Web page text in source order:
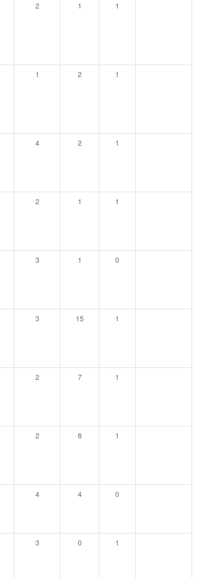
2 1 1
1 2 1
4 2 1
2 1 1
3 1 0
3 15 1
2 7 1
2 8 1
4 4 0
3 0 1